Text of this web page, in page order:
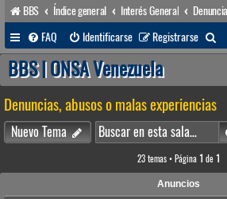
BBS Índice general Interés General
FAQ
Identificarse Registrarse
u
a
r
BBS | ONSA Venezuela
Denuncias, abusos o malas experiencias
Nuevo Tema
23 temas • Página 1 de 1
Anuncios